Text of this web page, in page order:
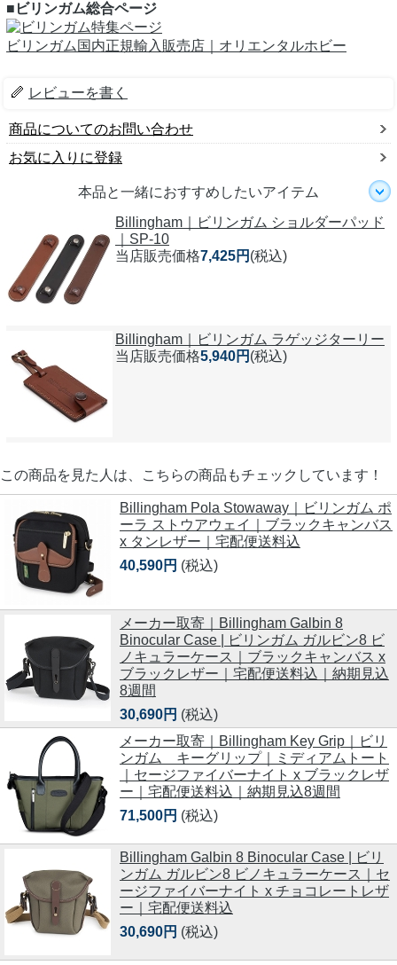
■ビリンガム総合ページ
ビリンガム国内正規輸入販売店｜オリエンタルホビー
レビューを書く
商品についてのお問い合わせ
お気に入りに登録
本品と一緒におすすめしたいアイテム
Billingham｜ビリンガム ショルダーパッド
｜SP-10
当店販売価格7,425円 (税込)
Billingham｜ビリンガム ラゲッジターリー
当店販売価格5,940円 (税込)
この商品を見た人は、こちらの商品もチェックしています！
Billingham Pola Stowaway｜ビリンガム ポ
ーラ ストウアウェイ｜ブラックキャンバス
x タンレザー｜宅配便送料込
40,590円 (税込)
メーカー取寄｜Billingham Galbin 8
Binocular Case | ビリンガム ガルビン8 ビ
ノキュラーケース｜ブラックキャンバス x
ブラックレザー｜宅配便送料込｜納期見込
8週間
30,690円 (税込)
メーカー取寄｜Billingham Key Grip｜ビリ
ンガム キーグリップ｜ミディアムトート
｜セージファイバーナイト x ブラックレザ
ー｜宅配便送料込｜納期見込8週間
71,500円 (税込)
Billingham Galbin 8 Binocular Case | ビリ
ンガム ガルビン8 ビノキュラーケース｜セ
ージファイバーナイト x チョコレートレザ
ー｜宅配便送料込
30,690円 (税込)